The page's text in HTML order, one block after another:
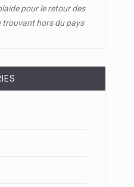
pour le retour des
hors du pays